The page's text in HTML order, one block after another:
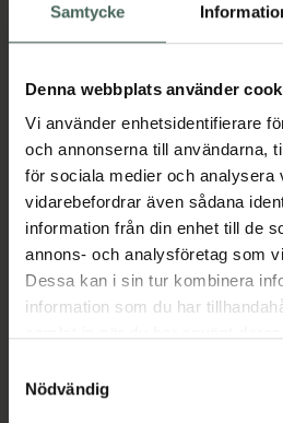
Samtycke
Denna webbplats använder
Vi använder enhetsidentifierare
och annonserna till användarna,
för sociala medier och analysera
vidarebefordrar även sådana
information från din enhet till de
annons- och analysföretag som
Dessa kan i sin tur kombinera
information som du har
återkalla ditt samtycke via
cookieinställningar. Ett
Nödvändig
Köp via ditt
Aktuella erbjudanden
Beskrivning
Läs alltid
användning.
EAN:05712440015869